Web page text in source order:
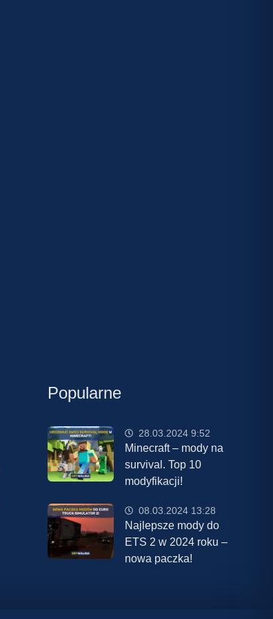
Popularne
28.03.2024 9:52
Minecraft – mody na
survival. Top 10
modyfikacji!
08.03.2024 13:28
Najlepsze mody do
ETS 2 w 2024 roku –
nowa paczka!